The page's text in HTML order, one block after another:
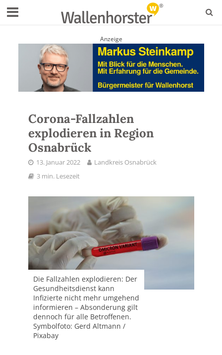
Anzeige
Corona-Fallzahlen
explodieren in Region
Osnabrück
13. Januar 2022
Landkreis Osnabrück
3 min. Lesezeit
Die Fallzahlen explodieren: Der
Gesundheitsdienst kann
Infizierte nicht mehr umgehend
informieren – Absonderung gilt
dennoch für alle Betroffenen.
Symbolfoto: Gerd Altmann /
Pixabay